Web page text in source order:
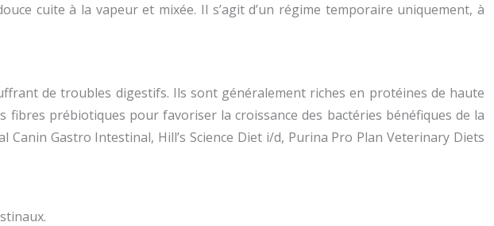
cuite à la vapeur et mixée. Il s’agit d’un régime temporaire uniquement, à
de troubles digestifs. Ils sont généralement riches en protéines de haute
prébiotiques pour favoriser la croissance des bactéries bénéfiques de la
Gastro Intestinal, Hill’s Science Diet i/d, Purina Pro Plan Veterinary Diets